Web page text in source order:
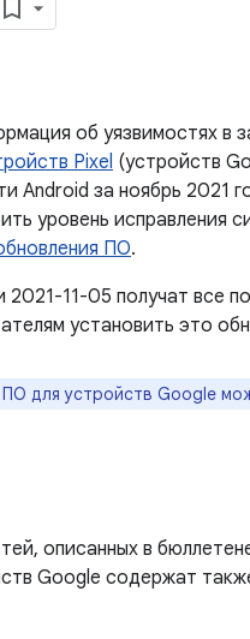
об уязвимостях в
Pixel (устройств
Android за ноябрь 2021
уровень исправления
ПО.
2021-11-05 получат все
установить это
для устройств Google
описанных в
Google содержат